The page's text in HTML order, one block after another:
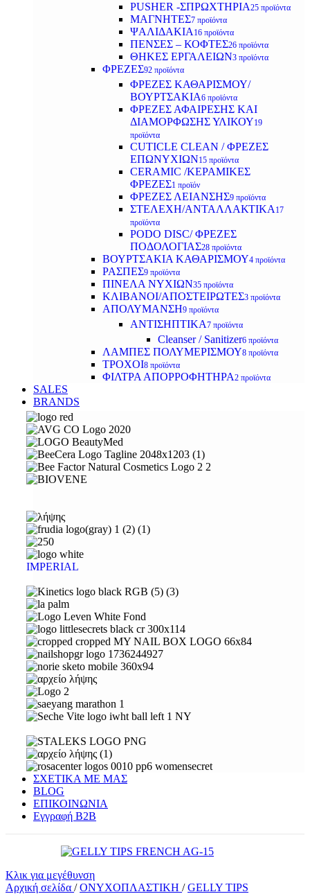
PUSHER -ΣΠΡΩΧΤΗΡΙΑ25 προϊόντα
ΜΑΓΝΗΤΕΣ7 προϊόντα
ΨΑΛΙΔΑΚΙΑ 16 προϊόντα
ΠΕΝΣΕΣ – ΚΟΦΤΕΣ26 προϊόντα
ΘΗΚΕΣ ΕΡΓΑΛΕΙΩΝ3 προϊόντα
ΦΡΕΖΕΣ92 προϊόντα
ΦΡΕΖΕΣ ΚΑΘΑΡΙΣΜΟΥ/
ΒΟΥΡΤΣΑΚΙΑ6 προϊόντα
ΦΡΕΖΕΣ ΑΦΑΙΡΕΣΗΣ ΚΑΙ
ΔΙΑΜΟΡΦΩΣΗΣ ΥΛΙΚΟΥ19
προϊόντα
CUTICLE CLEAN / ΦΡΕΖΕΣ
ΕΠΩΝΥΧΙΩΝ15 προϊόντα
CERAMIC /ΚΕΡΑΜΙΚΕΣ
ΦΡΕΖΕΣ1 προϊόν
ΦΡΕΖΕΣ ΛΕΙΑΝΣΗΣ9 προϊόντα
ΣΤΕΛΕΧΗ/ΑΝΤΑΛΛΑΚΤΙΚΑ 17
προϊόντα
PODO DISC/ ΦΡΕΖΕΣ
ΠΟΔΟΛΟΓΙΑΣ28 προϊόντα
ΒΟΥΡΤΣΑΚΙΑ ΚΑΘΑΡΙΣΜΟΥ4 προϊόντα
ΡΑΣΠΕΣ9 προϊόντα
ΠΙΝΕΛΑ ΝΥΧΙΩΝ35 προϊόντα
ΚΛΙΒΑΝΟΙ/ΑΠΟΣΤΕΙΡΩΤΕΣ3 προϊόντα
ΑΠΟΛΥΜΑΝΣΗ9 προϊόντα
ΑΝΤΙΣΗΠΤΙΚΑ7 προϊόντα
Cleanser / Sanitizer6 προϊόντα
ΛΑΜΠΕΣ ΠΟΛΥΜΕΡΙΣΜΟΥ8 προϊόντα
ΤΡΟΧΟΙ8 προϊόντα
ΦΙΛΤΡΑ ΑΠΟΡΡΟΦΗΤΗΡΑ2 προϊόντα
SALES
BRANDS
IMPERIAL
ΣΧΕΤΙΚΑ ΜΕ ΜΑΣ
BLOG
ΕΠΙΚΟΙΝΩΝΙΑ
Εγγραφή Β2Β
Κλικ για μεγέθυνση
Αρχική σελίδα / ΟΝΥΧΟΠΛΑΣΤΙΚΗ / GELLY TIPS